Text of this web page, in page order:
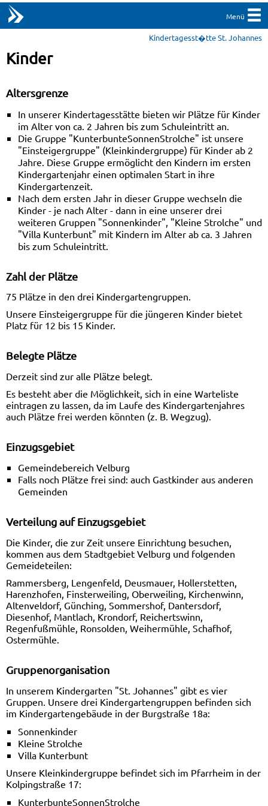
Menü
Kindertagesst�tte St. Johannes
Kinder
Altersgrenze
In unserer Kindertagesstätte bieten wir Plätze für Kinder
im Alter von ca. 2 Jahren bis zum Schuleintritt an.
Die Gruppe "KunterbunteSonnenStrolche" ist unsere
"Einsteigergruppe" (Kleinkindergruppe) für Kinder ab 2
Jahre. Diese Gruppe ermöglicht den Kindern im ersten
Kindergartenjahr einen optimalen Start in ihre
Kindergartenzeit.
Nach dem ersten Jahr in dieser Gruppe wechseln die
Kinder - je nach Alter - dann in eine unserer drei
weiteren Gruppen "Sonnenkinder", "Kleine Strolche" und
"Villa Kunterbunt" mit Kindern im Alter ab ca. 3 Jahren
bis zum Schuleintritt.
Zahl der Plätze
75 Plätze in den drei Kindergartengruppen.
Unsere Einsteigergruppe für die jüngeren Kinder bietet
Platz für 12 bis 15 Kinder.
Belegte Plätze
Derzeit sind zur alle Plätze belegt.
Es besteht aber die Möglichkeit, sich in eine Warteliste
eintragen zu lassen, da im Laufe des Kindergartenjahres
auch Plätze frei werden könnten (z. B. Wegzug).
Einzugsgebiet
Gemeindebereich Velburg
Falls noch Plätze frei sind: auch Gastkinder aus anderen
Gemeinden
Verteilung auf Einzugsgebiet
Die Kinder, die zur Zeit unsere Einrichtung besuchen,
kommen aus dem Stadtgebiet Velburg und folgenden
Gemeideteilen:
Rammersberg, Lengenfeld, Deusmauer, Hollerstetten,
Harenzhofen, Finsterweiling, Oberweiling, Kirchenwinn,
Altenveldorf, Günching, Sommershof, Dantersdorf,
Diesenhof, Mantlach, Krondorf, Reichertswinn,
Regenfußmühle, Ronsolden, Weihermühle, Schafhof,
Ostermühle.
Gruppenorganisation
In unserem Kindergarten "St. Johannes" gibt es vier
Gruppen. Unsere drei Kindergartengruppen befinden sich
im Kindergartengebäude in der Burgstraße 18a:
Sonnenkinder
Kleine Strolche
Villa Kunterbunt
Unsere Kleinkindergruppe befindet sich im Pfarrheim in der
Kolpingstraße 17:
KunterbunteSonnenStrolche